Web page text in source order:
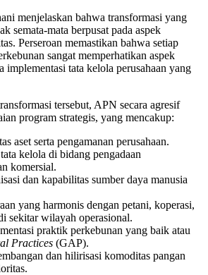
menjelaskan bahwa transformasi yang
semata-mata berpusat pada aspek
Perseroan memastikan bahwa setiap
sangat memperhatikan aspek
implementasi tata kelola perusahaan yang
tersebut, APN secara agresif
program strategis, yang mencakup:
aset serta pengamanan perusahaan.
kelola di bidang pengadaan
komersial.
dan kapabilitas sumber daya manusia
yang harmonis dengan petani, koperasi,
sekitar wilayah operasional.
praktik perkebunan yang baik atau
Practices (GAP).
dan hilirisasi komoditas pangan